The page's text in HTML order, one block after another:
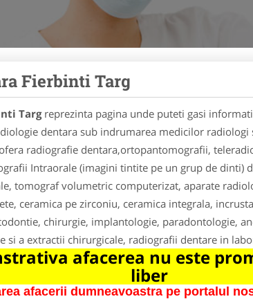
Fierbinti Targ
Targreprezinta pagina unde puteti gasi
dentara sub indrumarea medicilor
radiografie dentara,ortopantomografii,
Intraorale (imagini tintite pe un grup de dinti)
tomograf volumetric computerizat, aparate
ceramica pe zirconiu, ceramica integrala,
chirurgie, implantologie, paradontologie,
si a extractii chirurgicale, radiografii dentare in
afacerea nu este
liber
afacerii dumneavoastra pe portalul